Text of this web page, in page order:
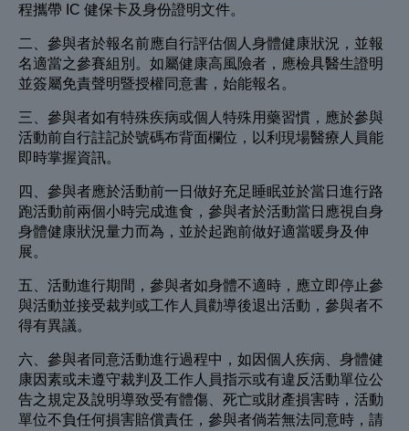
程攜帶 IC 健保卡及身份證明文件。
二、參與者於報名前應自行評估個人身體健康狀況，並報
名適當之參賽組別。如屬健康高風險者，應檢具醫生證明
並簽屬免責聲明暨授權同意書，始能報名。
三、參與者如有特殊疾病或個人特殊用藥習慣，應於參與
活動前自行註記於號碼布背面欄位，以利現場醫療人員能
即時掌握資訊。
四、參與者應於活動前一日做好充足睡眠並於當日進行路
跑活動前兩個小時完成進食，參與者於活動當日應視自身
身體健康狀況量力而為，並於起跑前做好適當暖身及伸
展。
五、活動進行期間，參與者如身體不適時，應立即停止參
與活動並接受裁判或工作人員勸導後退出活動，參與者不
得有異議。
六、參與者同意活動進行過程中，如因個人疾病、身體健
康因素或未遵守裁判及工作人員指示或有違反活動單位公
告之規定及說明導致受有體傷、死亡或財產損害時，活動
單位不負任何損害賠償責任，參與者倘若無法同意時，請